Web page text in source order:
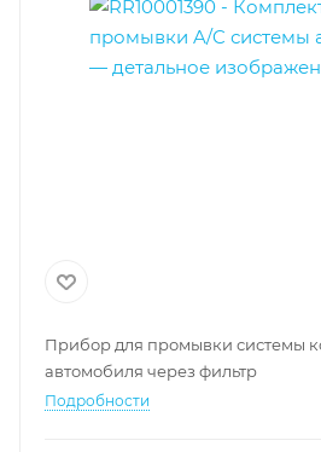
Прибор для промывки системы
автомобиля через фильтр
Подробности